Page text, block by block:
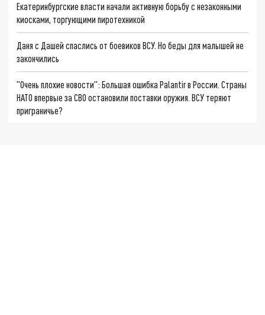
Екатеринбургские власти начали активную борьбу с незаконными
киосками, торгующими пиротехникой
Даня с Дашей спаслись от боевиков ВСУ. Но беды для малышей не
закончились
"Очень плохие новости": Большая ошибка Palantir в России. Страны
НАТО впервые за СВО остановили поставки оружия. ВСУ теряют
приграничье?